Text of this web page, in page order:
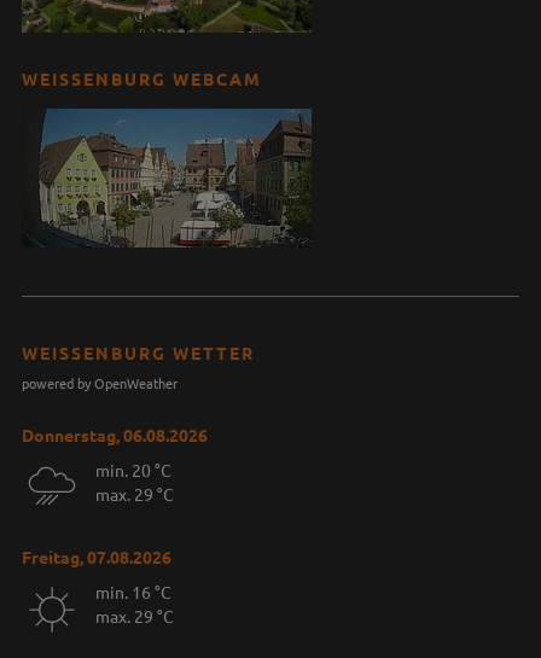
WEISSENBURG WEBCAM
WEISSENBURG WETTER
powered by OpenWeather
Donnerstag, 06.08.2026
min. 20 °C
max. 29 °C
Freitag, 07.08.2026
min. 16 °C
max. 29 °C